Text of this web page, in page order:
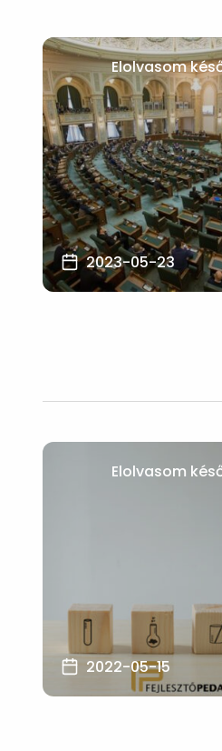
Elolvasom
2023-05-23
Elolvasom
2022-05-15